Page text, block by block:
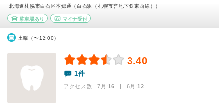
北海道札幌市白石区本郷通（白石駅（札幌市営地下鉄東西線））
駐車場あり マイナ受付
土曜（〜12:00）
3.40
1件
アクセス数 7月:16 | 6月:12